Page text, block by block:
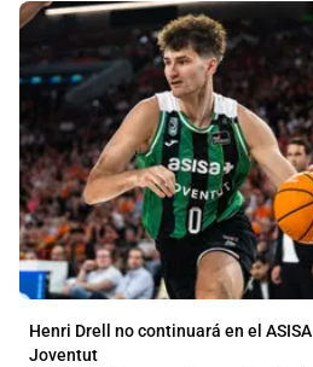
Henri Drell no continuará en el ASISA
Joventut